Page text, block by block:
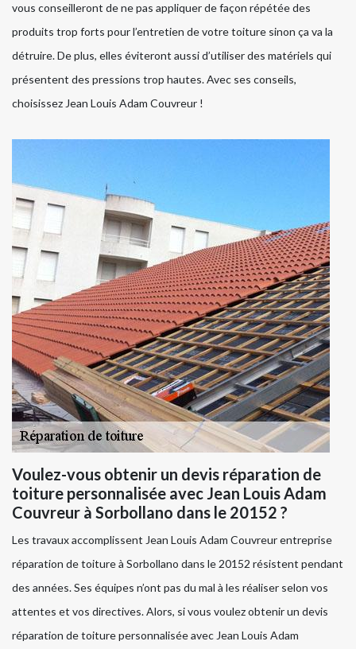
vous conseilleront de ne pas appliquer de façon répétée des
produits trop forts pour l’entretien de votre toiture sinon ça va la
détruire. De plus, elles éviteront aussi d’utiliser des matériels qui
présentent des pressions trop hautes. Avec ses conseils,
choisissez Jean Louis Adam Couvreur !
Voulez-vous obtenir un devis réparation de
toiture personnalisée avec Jean Louis Adam
Couvreur à Sorbollano dans le 20152 ?
Les travaux accomplissent Jean Louis Adam Couvreur entreprise
réparation de toiture à Sorbollano dans le 20152 résistent pendant
des années. Ses équipes n’ont pas du mal à les réaliser selon vos
attentes et vos directives. Alors, si vous voulez obtenir un devis
réparation de toiture personnalisée avec Jean Louis Adam